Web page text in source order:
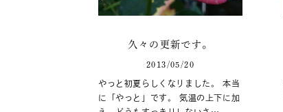
久々の更新です。
2013/05/20
やっと初夏らしくなりました。 本当
に「やっと」です。 気温の上下に加